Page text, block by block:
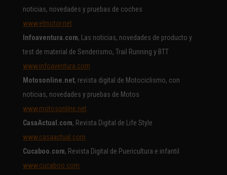
noticias, novedades y pruebas de coches
www.elmotor.net
Infoaventura.com, Las noticias, novedades de producto y
test de material de Senderismo, Trail Running y BTT
www.infoaventura.com
Motosonline.net, revista digital de Motociclismo, con
noticias, novedades y pruebas de Motos
www.motosonline.net
CasaActual.com, Revista Digital de Life Style
www.casaactual.com
Cucaboo.com, Revista Digital de Puericultura e infantil
www.cucaboo.com